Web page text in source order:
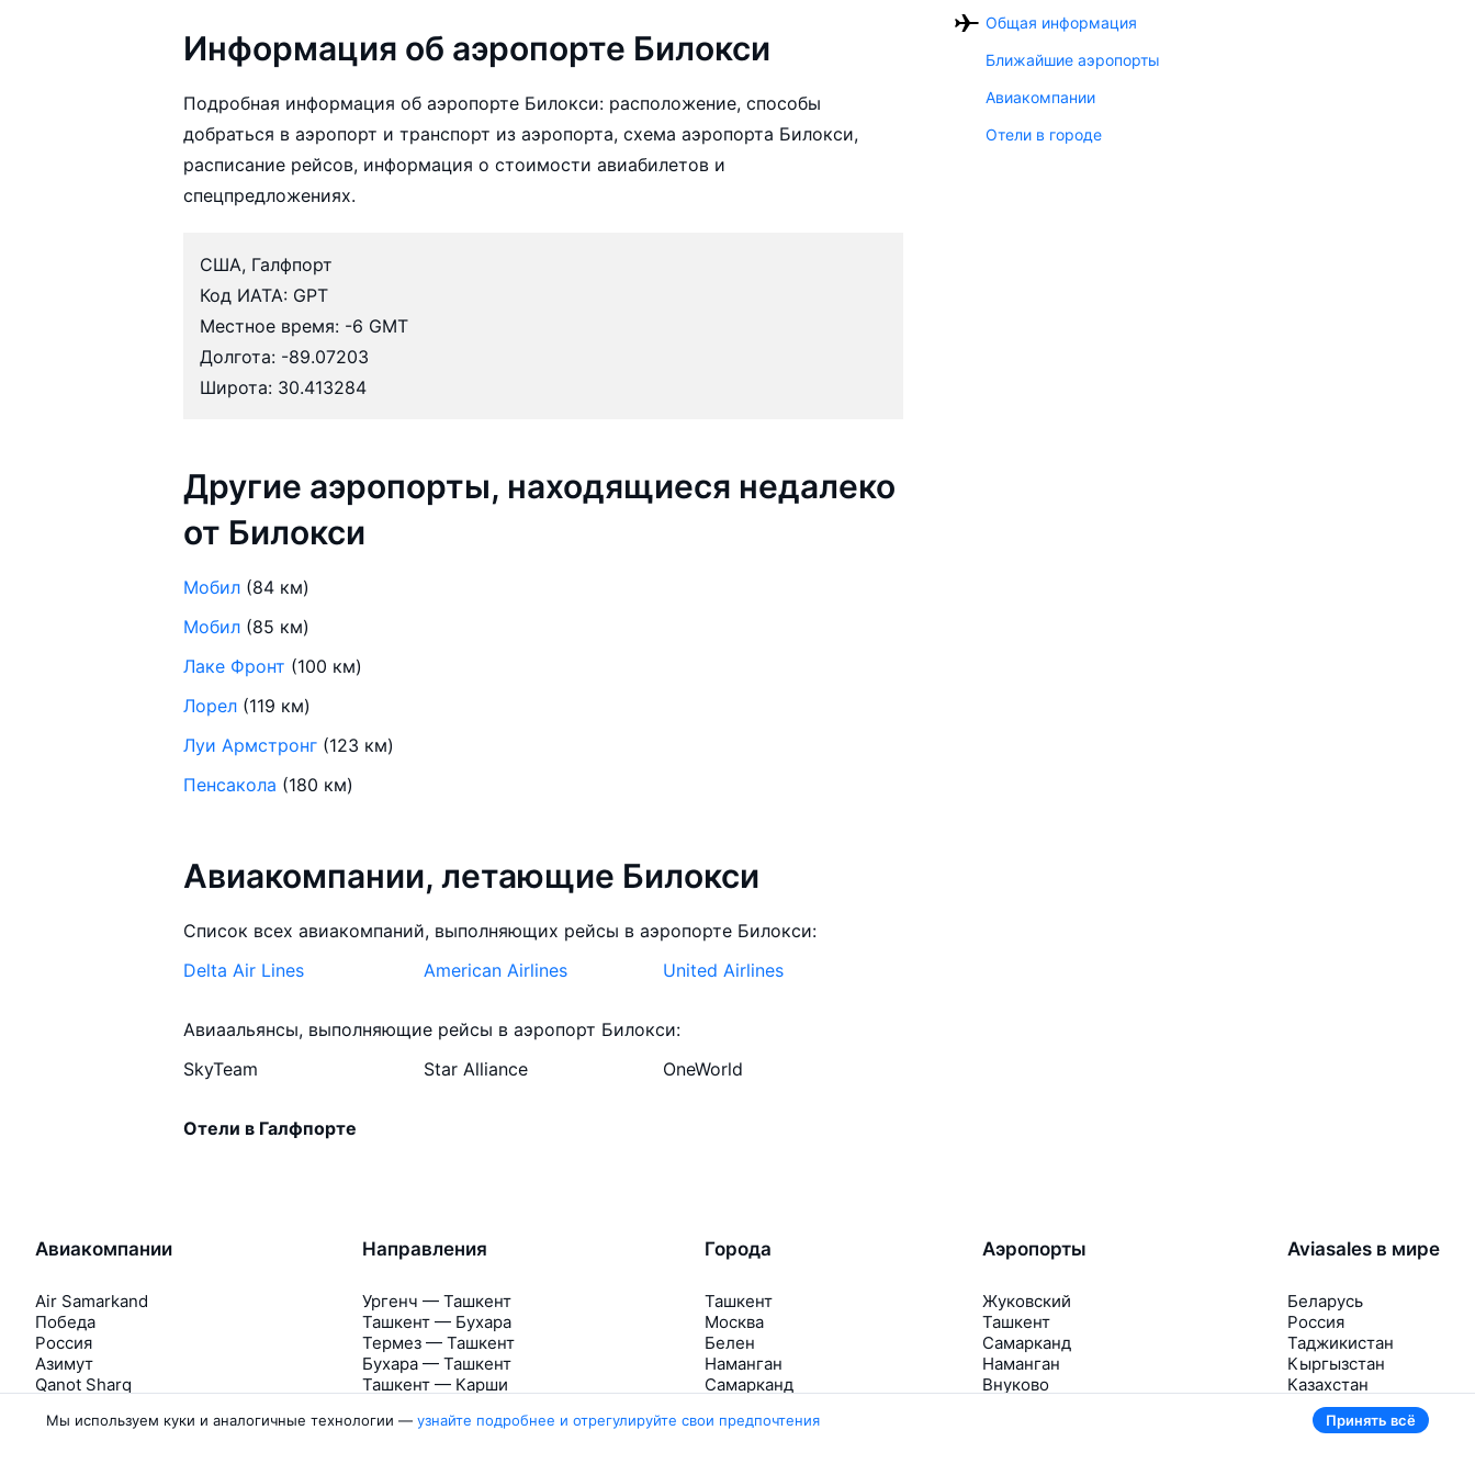
Информация об аэропорте Билокси
Подробная информация об аэропорте Билокси: расположение, способы
добраться в аэропорт и транспорт из аэропорта, схема аэропорта Билокси,
расписание рейсов, информация о стоимости авиабилетов и
спецпредложениях.
США, Галфпорт
Код ИАТА: GPT
Местное время: -6 GMT
Долгота: -89.07203
Широта: 30.413284
Другие аэропорты, находящиеся недалеко
от Билокси
Мобил (84 км)
Мобил (85 км)
Лаке Фронт (100 км)
Лорел (119 км)
Луи Армстронг (123 км)
Пенсакола (180 км)
Авиакомпании, летающие Билокси
Список всех авиакомпаний, выполняющих рейсы в аэропорте Билокси:
Delta Air Lines
American Airlines United Airlines
Авиаальянсы, выполняющие рейсы в аэропорт Билокси:
SkyTeam
Star Alliance OneWorld
Отели в Галфпорте
Общая информация
Ближайшие аэропорты
Авиакомпании
Отели в городе
Авиакомпании
Air Samarkand
Победа
Россия
Азимут
Qanot Sharq
Направления
Ургенч — Ташкент
Ташкент — Бухара
Термез — Ташкент
Бухара — Ташкент
Ташкент — Карши
Города
Ташкент
Москва
Белен
Наманган
Самарканд
Аэропорты
Жуковский
Ташкент
Самарканд
Наманган
Внуково
Aviasales в мире
Беларусь
Россия
Таджикистан
Кыргызстан
Казахстан
Ещё 2 страны
Мы используем куки и аналогичные технологии — узнайте подробнее и отрегулируйте свои предпочтения Принять всё